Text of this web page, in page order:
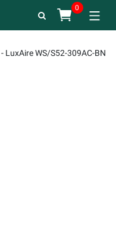
- LuxAire WS/S52-309AC-BN